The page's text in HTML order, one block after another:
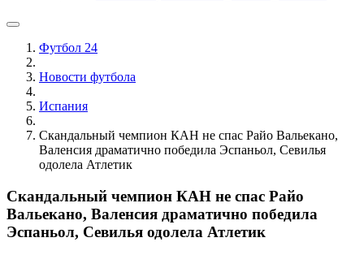
Футбол 24
Новости футбола
Испания
Скандальный чемпион КАН не спас Райо Вальекано,
Валенсия драматично победила Эспаньол, Севилья
одолела Атлетик
Скандальный чемпион КАН не спас Райо
Вальекано, Валенсия драматично победила
Эспаньол, Севилья одолела Атлетик